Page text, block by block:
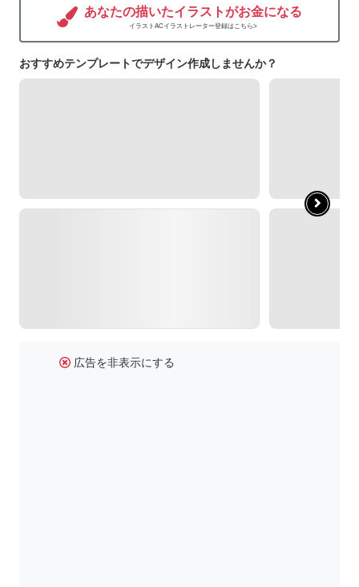
あなたの描いたイラストがお金になる
イラストACイラストレーター登録はこちら>
おすすめテンプレートでデザイン作成しませんか？
広告を非表示にする